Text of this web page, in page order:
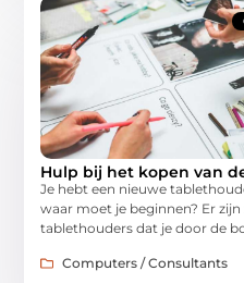
Hulp bij het kopen van
Je hebt een nieuwe
waar moet je beginnen? Er
tablethouders dat je door de
Computers / Consultants